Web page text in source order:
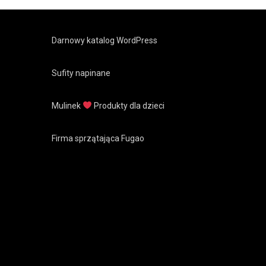
Darnowy katalog WordPress
Sufity napinane
Mulinek Produkty dla dzieci
Firma sprzątająca Fugao